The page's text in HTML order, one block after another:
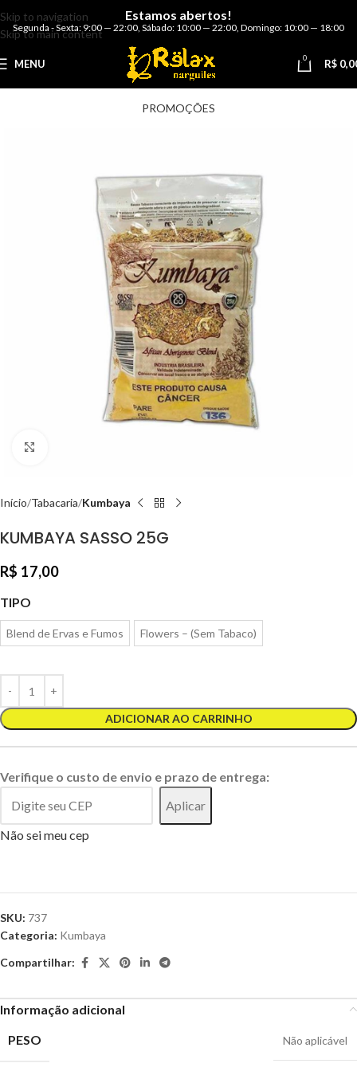
Skip to navigation
Skip to main content
Estamos abertos!
Segunda - Sexta: 9:00 — 22:00 Sábado: 10:00 — 22:00 Domingo: 10:00 — 18:00
MENU 0 R$
PROMOÇÕES
Início Tabacaria Kumbaya
KUMBAYA SASSO 25G
R$ 17,00
TIPO
Blend de Ervas e Fumos Flowers – (Sem Tabaco)
ADICIONAR AO CARRINHO
Verifique o custo de envio e prazo de entrega:
Aplicar
Não sei meu cep
SKU: 737
Categoria: Kumbaya
Compartilhar:
Informação adicional
PESO
Não aplicável